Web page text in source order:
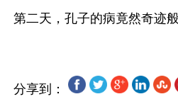
分享到：